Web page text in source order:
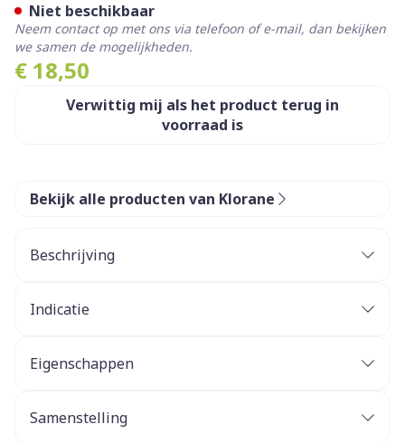
€ 18,50
Verwittig mij als het product terug in
voorraad is
Niet beschikbaar
Neem contact op met ons via telefoon of e-mail, dan bekijken
we samen de mogelijkheden.
Bekijk alle producten van Klorane
Beschrijving
Indicatie
Eigenschappen
textuur hydrateert de normale tot droge huid
Samenstelling